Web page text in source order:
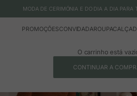
MODA DE CERIMÓNIA E DO DIA A DIA PARA
PROMOÇÕESCONVIDADAROUPA
O carrinho está
CONTINUAR A